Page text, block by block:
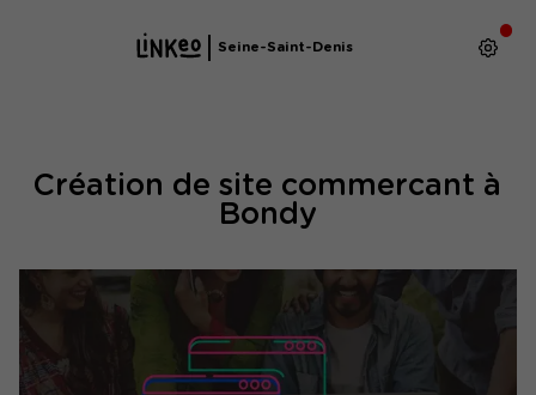
Seine-Saint-Denis
Création de site commercant à
Bondy